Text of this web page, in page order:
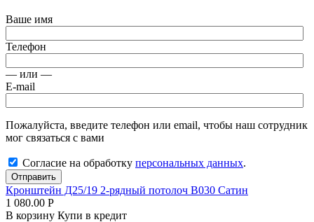
Ваше имя
Телефон
— или —
E-mail
Пожалуйста, введите телефон или email, чтобы наш сотрудник
мог связаться с вами
Согласие на обработку персональных данных.
Отправить
Кронштейн Д25/19 2-рядный потолоч В030 Сатин
1 080.00 Р
В корзину Купи в кредит